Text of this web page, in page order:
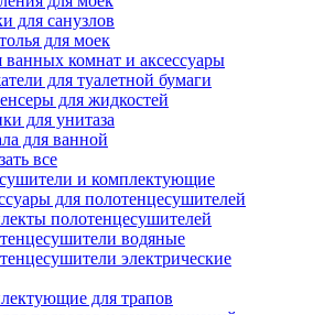
для санузлов
для моек
ванных комнат и аксессуары
для туалетной бумаги
для жидкостей
для унитаза
для ванной
все
и комплектующие
для полотенцесушителей
полотенцесушителей
водяные
электрические
для трапов